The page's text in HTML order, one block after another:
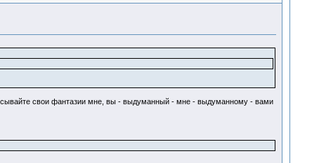
свои фантазии мне, вы - выдуманный - мне - выдуманному - вами